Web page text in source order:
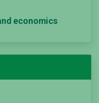
economics